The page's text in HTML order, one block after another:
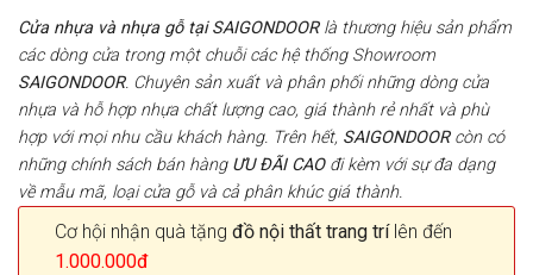
Cửa nhựa và nhựa gỗ tại SAIGONDOORlà thương hiệu sản phẩm
các dòng cửa trong một chuỗi các hệ thống Showroom
SAIGONDOOR. Chuyên sản xuất và phân phối những dòng cửa
nhựa và hỗ hợp nhựa chất lượng cao, giá thành rẻ nhất và phù
hợp với mọi nhu cầu khách hàng. Trên hết, SAIGONDOORcòn có
những chính sách bán hàng ƯU ĐÃI CAO đi kèm với sự đa dạng
về mẫu mã, loại cửa gỗ và cả phân khúc giá thành.
Cơ hội nhận quà tặng đồ nội thất trang trílên đến
1.000.000đ